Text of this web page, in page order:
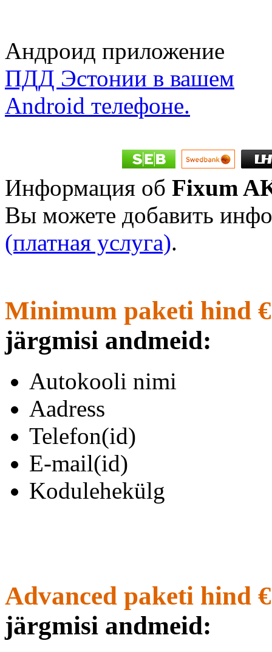
Андроид приложение
ПДД Эстонии в вашем
Android телефоне.
Информация об Fixum
Вы можете добавить
(платная услуга).
Minimum paketi hind
järgmisi andmeid:
Autokooli nimi
Aadress
Telefon(id)
E-mail(id)
Kodulehekülg
Advanced paketi hind
järgmisi andmeid: